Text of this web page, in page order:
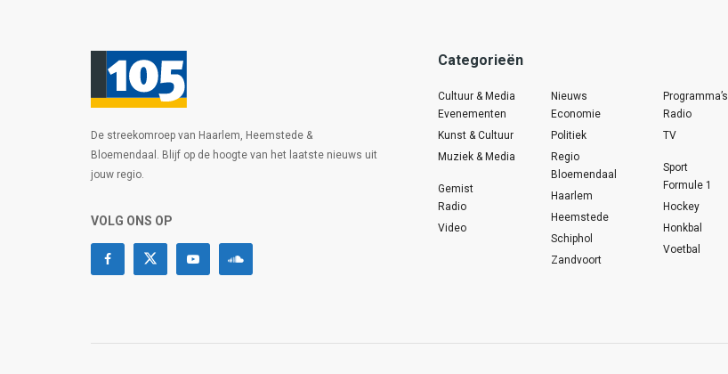
De streekomroep van Haarlem, Heemstede &
Bloemendaal. Blijf op de hoogte van het laatste nieuws uit
jouw regio.
VOLG ONS OP
Categorieën
Cultuur & Media
Evenementen
Kunst & Cultuur
Muziek & Media
Gemist
Radio
Video
Nieuws
Economie
Politiek
Regio
Bloemendaal
Haarlem
Heemstede
Schiphol
Zandvoort
Programma’s
Radio
TV
Sport
Formule 1
Hockey
Honkbal
Voetbal